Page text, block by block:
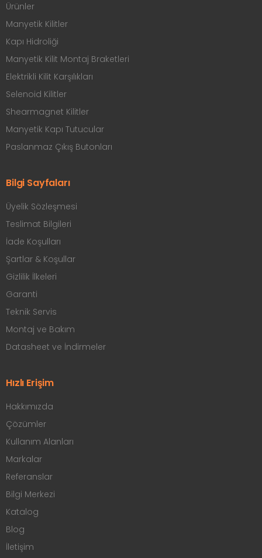
Ürünler
Manyetik Kilitler
Kapı Hidroliği
Manyetik Kilit Montaj Braketleri
Elektrikli Kilit Karşılıkları
Selenoid Kilitler
Shearmagnet Kilitler
Manyetik Kapı Tutucular
Paslanmaz Çıkış Butonları
Bilgi Sayfaları
Üyelik Sözleşmesi
Teslimat Bilgileri
İade Koşulları
Şartlar & Koşullar
Gizlilik İlkeleri
Garanti
Teknik Servis
Montaj ve Bakım
Datasheet ve İndirmeler
Hızlı Erişim
Hakkımızda
Çözümler
Kullanım Alanları
Markalar
Referanslar
Bilgi Merkezi
Katalog
Blog
İletişim